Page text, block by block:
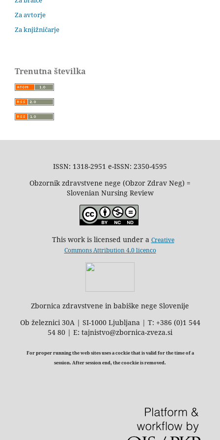
Za avtorje
Za knjižničarje
Trenutna številka
ISSN: 1318-2951 e-ISSN: 2350-4595
Obzornik zdravstvene nege (Obzor Zdrav Neg) =
Slovenian Nursing Review
This work is licensed under a Creative
Commons Attribution 4.0 licenco
Zbornica zdravstvene in babiške nege Slovenije
Ob železnici 30A | SI-1000 Ljubljana | T: +386 (0)1 544
54 80 | E: tajnistvo@zbornica-zveza.si
For proper running the web sites uses a cockie that is valid for the time of a
session. After session end, the coockie is removed.